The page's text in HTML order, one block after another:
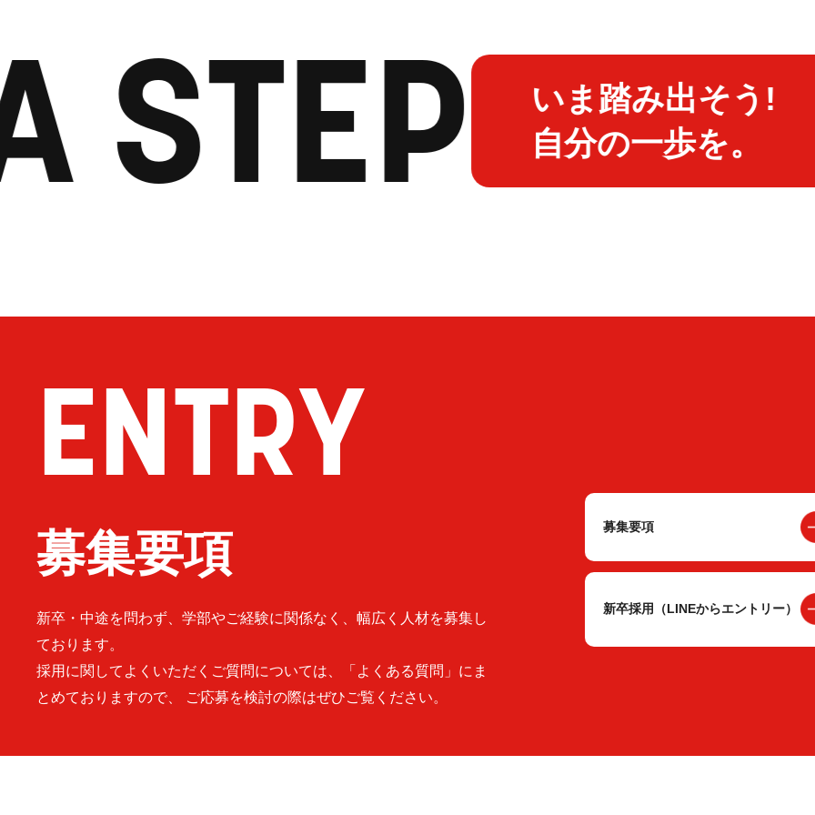
STEP
いま踏み出そう!
自分の一歩を。
ENTRY
募集要項
新卒・中途を問わず、学部やご経験に関係なく、幅広く人材を募集し
ております。
採用に関してよくいただくご質問については、「よくある質問」にま
とめておりますので、 ご応募を検討の際はぜひご覧ください。
募集要項
新卒採用（LINEからエントリー）